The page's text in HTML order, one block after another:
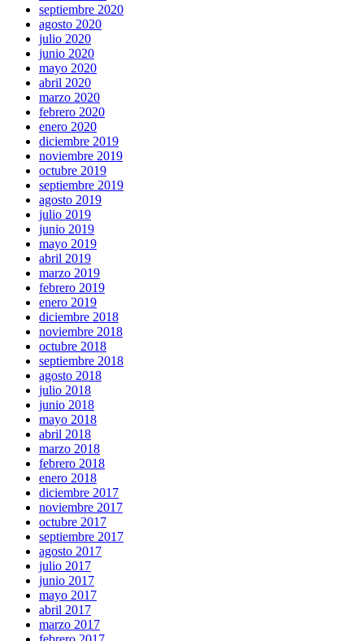
septiembre 2020
agosto 2020
julio 2020
junio 2020
mayo 2020
abril 2020
marzo 2020
febrero 2020
enero 2020
diciembre 2019
noviembre 2019
octubre 2019
septiembre 2019
agosto 2019
julio 2019
junio 2019
mayo 2019
abril 2019
marzo 2019
febrero 2019
enero 2019
diciembre 2018
noviembre 2018
octubre 2018
septiembre 2018
agosto 2018
julio 2018
junio 2018
mayo 2018
abril 2018
marzo 2018
febrero 2018
enero 2018
diciembre 2017
noviembre 2017
octubre 2017
septiembre 2017
agosto 2017
julio 2017
junio 2017
mayo 2017
abril 2017
marzo 2017